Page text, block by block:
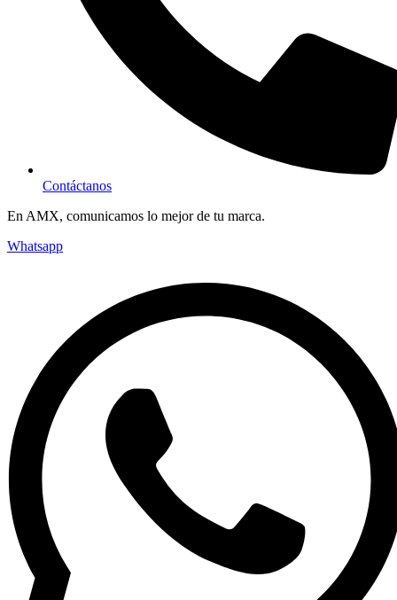
Contáctanos
En AMX, comunicamos lo mejor de tu marca.
Whatsapp